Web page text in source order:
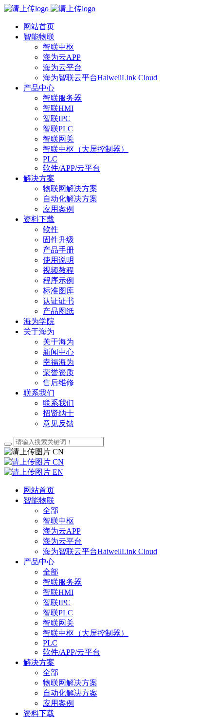
网站首页
智能物联
智联中枢
海为云APP
海为云平台
海为智联云平台HaiwellLink Cloud
产品中心
智联服务器
智联HMI
智联IPC
智联PLC
智联网关
智联中枢（大屏控制器）
PLC
软件/APP/云平台
解决方案
物联网解决方案
自动化解决方案
应用案例
资料下载
软件
固件升级
产品手册
使用说明
视频教程
程序示例
标准图库
认证证书
产品图纸
海为学院
关于海为
关于海为
新闻中心
幸福海为
荣誉资质
售后维修
联系我们
联系我们
招贤纳士
意见反馈
CN
CN
EN
网站首页
智能物联
全部
智联中枢
海为云APP
海为云平台
海为智联云平台HaiwellLink Cloud
产品中心
全部
智联服务器
智联HMI
智联IPC
智联PLC
智联网关
智联中枢（大屏控制器）
PLC
软件/APP/云平台
解决方案
全部
物联网解决方案
自动化解决方案
应用案例
资料下载